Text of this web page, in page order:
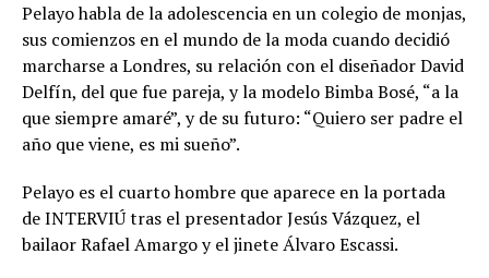
Pelayo habla de la adolescencia en un colegio de monjas,
sus comienzos en el mundo de la moda cuando decidió
marcharse a Londres, su relación con el diseñador David
Delfín, del que fue pareja, y la modelo Bimba Bosé, “a la
que siempre amaré”, y de su futuro: “Quiero ser padre el
año que viene, es mi sueño”.
Pelayo es el cuarto hombre que aparece en la portada
de INTERVIÚ tras el presentador Jesús Vázquez, el
bailaor Rafael Amargo y el jinete Álvaro Escassi.